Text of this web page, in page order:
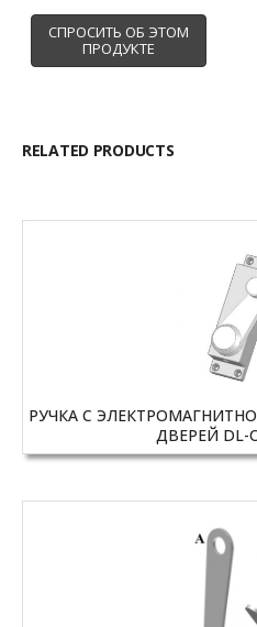
RELATED PRODUCTS
РУЧКА С
ДВЕРЕЙ DL-